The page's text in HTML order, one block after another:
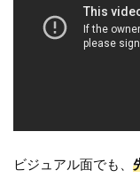
ビジュアル面でも、